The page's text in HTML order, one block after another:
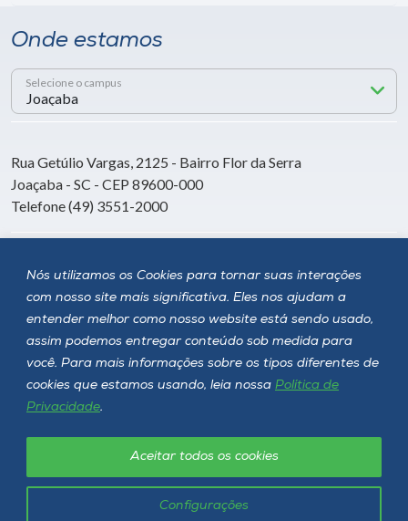
Nós utilizamos os Cookies para tornar suas interações
com nosso site mais significativa. Eles nos ajudam a
entender melhor como nosso website está sendo usado,
assim podemos entregar conteúdo sob medida para
você. Para mais informações sobre os tipos diferentes de
cookies que estamos usando, leia nossa Política de
Privacidade.
Configurações
Aceitar todos os cookies
Onde estamos
Selecione o campus
Rua Getúlio Vargas, 2125 - Bairro Flor da Serra
Joaçaba - SC - CEP 89600-000
Telefone (49) 3551-2000
Siga a Unoesc
Unoesc © 2026 - Todos os direitos reservados
Política de privacidade LGPD